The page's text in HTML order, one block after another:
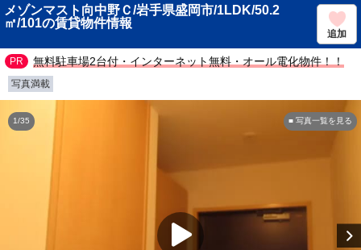
メゾンマスト向中野Ｃ/岩手県盛岡市/1LDK/50.2
㎡/101の賃貸物件情報
追加
無料駐車場2台付・インターネット無料・オール電化物件！！
写真満載
■ 写真一覧を見る
1/35